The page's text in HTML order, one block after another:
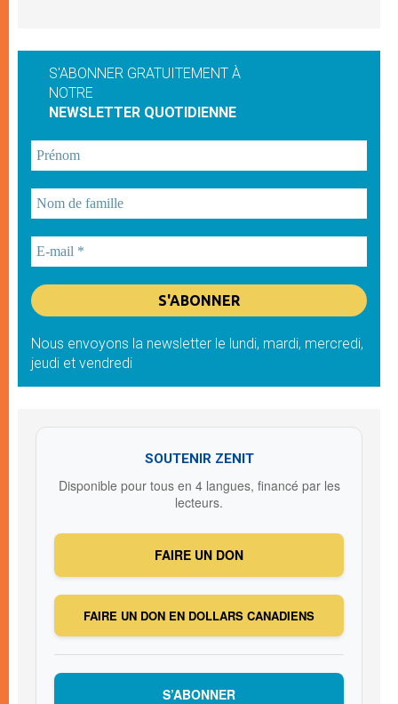
S'ABONNER GRATUITEMENT À
NOTRE
NEWSLETTER QUOTIDIENNE
Nous envoyons la newsletter le lundi, mardi, mercredi,
jeudi et vendredi
SOUTENIR ZENIT
Disponible pour tous en 4 langues, financé par les
lecteurs.
FAIRE UN DON
FAIRE UN DON EN DOLLARS CANADIENS
S’ABONNER